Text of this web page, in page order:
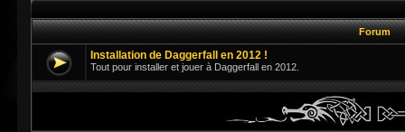
Forum
Installation de Daggerfall en 2012 !
Tout pour installer et jouer à Daggerfall en 2012.